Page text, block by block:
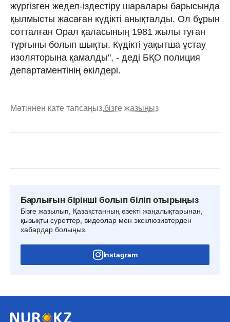
жүргізген жедел-іздестіру шаралары барысында
қылмысты жасаған күдікті анықталды. Ол бұрын
сотталған Орал қаласының 1981 жылы туған
тұрғыны болып шықты. Күдікті уақытша ұстау
изоляторына қамалды", - деді БҚО полиция
департаментінің өкілдері.
Мәтіннен қате тапсаңыз,бізге жазыңыз
Барлығын бірінші болып біліп отырыңыз
Бізге жазылып, Қазақстанның өзекті жаңалықтарынан,
қызықты суреттер, видеолар мен эксклюзивтерден
хабардар болыңыз.
Instagram